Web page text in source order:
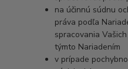
na účinnú súdnu
práva podľa
spracovania
týmto Nariadením
v prípade